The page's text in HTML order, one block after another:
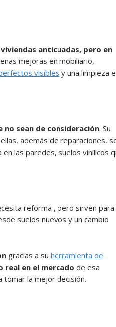
anticuadas, pero en
mejoras en mobiliario,
visibles y una limpieza
sean de consideración. Su
además de reparaciones,
las paredes, suelos vinílicos
reforma , pero sirven para
suelos nuevos y un cambio
gracias a suherramienta de
real en el mercado de esa
tomar la mejor decisión.